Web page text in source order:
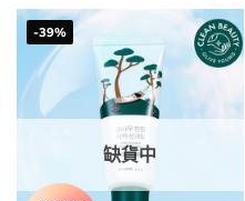
-39%
缺貨中